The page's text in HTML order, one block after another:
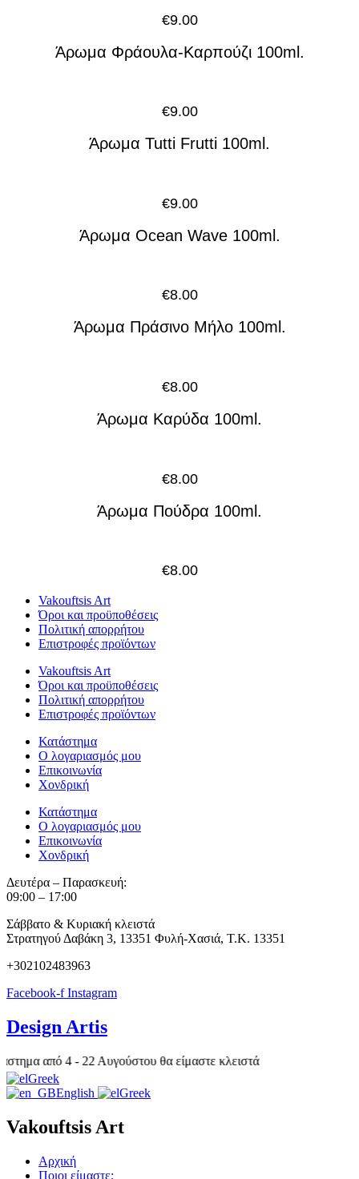
€9.00
Άρωμα Φράουλα-Καρπούζι 100ml.
€9.00
Άρωμα Tutti Frutti 100ml.
€9.00
Άρωμα Ocean Wave 100ml.
€8.00
Άρωμα Πράσινο Μήλο 100ml.
€8.00
Άρωμα Καρύδα 100ml.
€8.00
Άρωμα Πούδρα 100ml.
€8.00
Vakouftsis Art
Όροι και προϋποθέσεις
Πολιτική απορρήτου
Επιστροφές προϊόντων
Vakouftsis Art
Όροι και προϋποθέσεις
Πολιτική απορρήτου
Επιστροφές προϊόντων
Κατάστημα
Ο λογαριασμός μου
Επικοινωνία
Χονδρική
Κατάστημα
Ο λογαριασμός μου
Επικοινωνία
Χονδρική
Δευτέρα – Παρασκευή:
09:00 – 17:00
Σάββατο & Κυριακή κλειστά
Στρατηγού Δαβάκη 3, 13351 Φυλή-Χασιά, Τ.Κ. 13351
+302102483963
Facebook-f Instagram
Design Artis
από 4 - 22 Αυγούστου θα είμαστε κλειστά
Greek
English
Greek
Vakouftsis Art
Αρχική
Ποιοι είμαστε;